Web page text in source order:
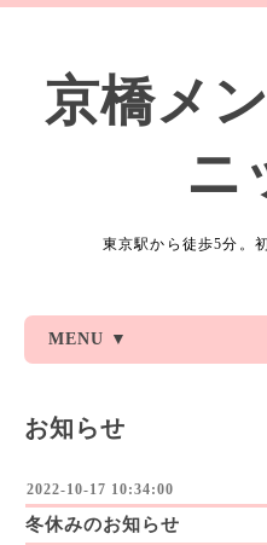
京橋メ
ニ
東京駅から徒歩5分。
MENU ▼
お知らせ
2022-10-17 10:34:00
冬休みのお知らせ